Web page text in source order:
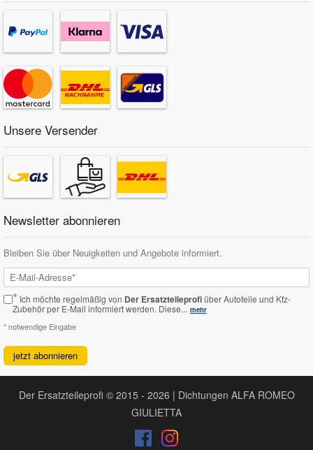
Unsere Versender
Newsletter abonnieren
Bleiben Sie über Neuigkeiten und Angebote informiert.
* Ich möchte regelmäßig von Der Ersatzteileprofiüber Autoteile und Kfz-
Zubehör per E-Mail informiert werden. Diese... mehr
* notwendige Eingabe
jetzt abonnieren
Der Ersatzteileprofi © 2015 - 2026 | Dichtungen ALFA ROMEO
GIULIETTA